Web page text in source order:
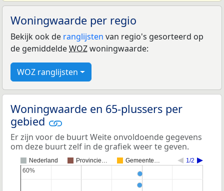
Woningwaarde per regio
Bekijk ook de ranglijsten van regio's gesorteerd op
de gemiddeldeWOZwoningwaarde:
WOZ ranglijsten
Woningwaarde en 65-plussers per
gebied
Er zijn voor de buurt Weite onvoldoende gegevens
om deze buurt zelf in de grafiek weer te geven.
Nederland Provincie… Gemeente… 1/2
60%
60%